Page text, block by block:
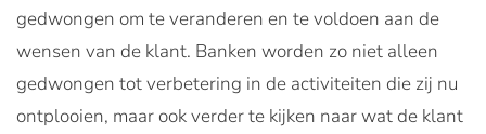
gedwongen om te veranderen en te voldoen aan de
wensen van de klant. Banken worden zo niet alleen
gedwongen tot verbetering in de activiteiten die zij nu
ontplooien, maar ook verder te kijken naar wat de klant